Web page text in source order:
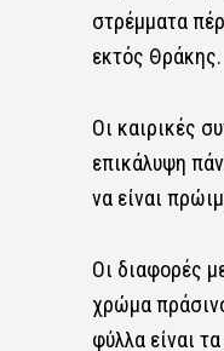
στρέμματα
εκτός Θράκης.
Οι καιρικές
επικάλυψη
να είναι
Οι διαφορές
χρώμα
φύλλα είναι